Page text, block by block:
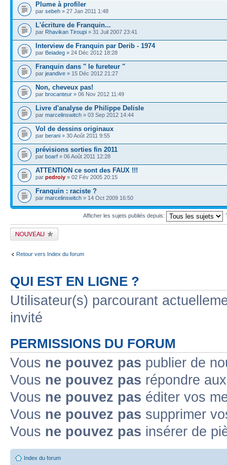
Plume à profiler
par sebeh » 27 Jan 2011 1:48
L'écriture de Franquin...
par Rhavikan Tiroupi » 31 Juil 2007 23:41
Interview de Franquin par Derib - 1974
par Beiadeg » 24 Déc 2012 18:28
Franquin dans " le fureteur "
par jeandive » 15 Déc 2012 21:27
Non, cheveux pas!
par brocanteur » 06 Nov 2012 11:49
Livre d'analyse de Philippe Delisle
par marcelinswitch » 03 Sep 2012 14:44
Vol de dessins originaux
par berani » 30 Août 2011 9:55
prévisions sorties fin 2011
par boarf » 06 Août 2011 12:28
ATTENTION ce sont des FAUX !!!
par pedroiy » 02 Fév 2005 20:15
Franquin : raciste ?
par marcelinswitch » 14 Oct 2009 16:50
Afficher les sujets publiés depuis:
Publier un nouveau
sujet
Retour vers Index du forum
QUI EST EN LIGNE ?
Utilisateur(s) parcourant
invité
PERMISSIONS DU FORUM
Vous ne pouvez pas publier de
Vous ne pouvez pas répondre
Vous ne pouvez pas éditer vos
Vous ne pouvez pas supprimer
Vous ne pouvez pas insérer de
Index du forum